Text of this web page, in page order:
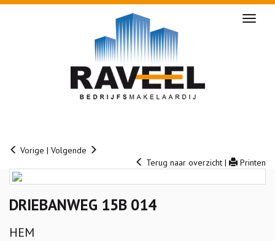
Vorige | Volgende
Terug naar overzicht | Printen
DRIEBANWEG 15B 014
HEM